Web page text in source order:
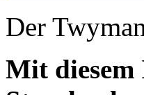
Der
Mit diesem